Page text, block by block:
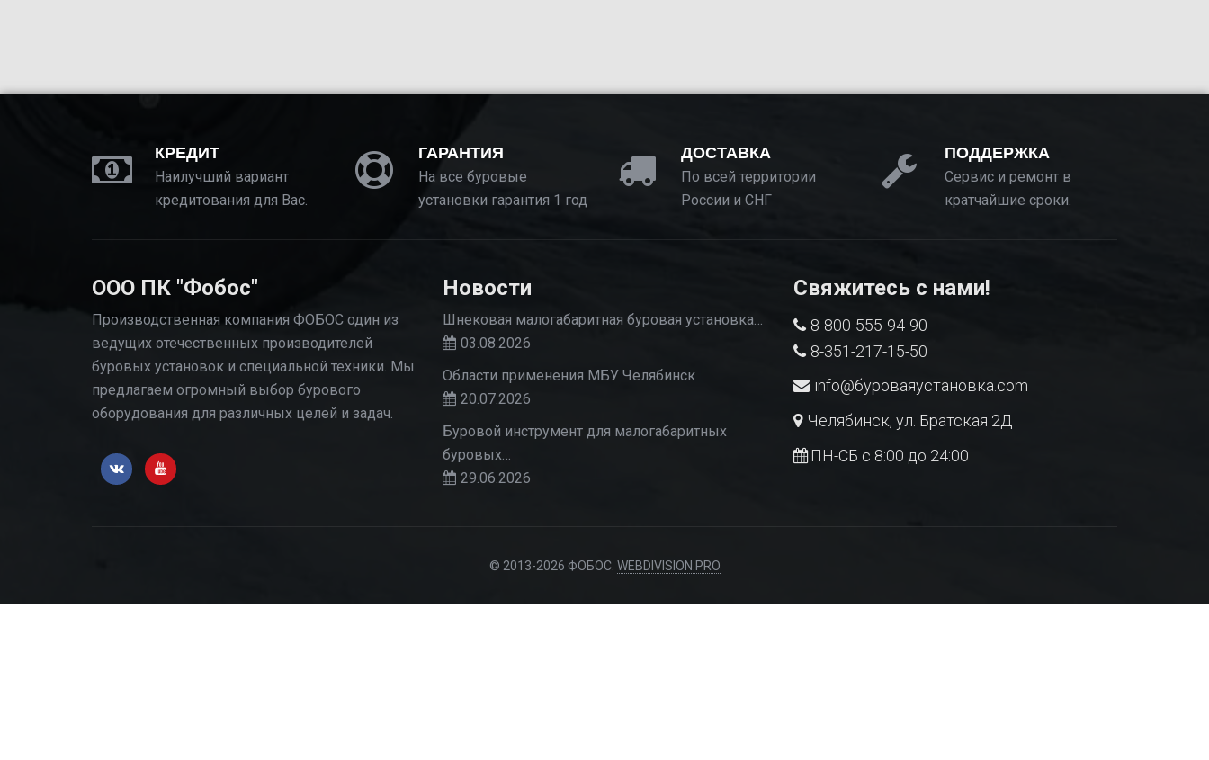
КРЕДИТ
Наилучший вариант
кредитования для Вас.
ГАРАНТИЯ
На все буровые
установки гарантия 1 год
ДОСТАВКА
По всей территории
России и СНГ
ПОДДЕРЖКА
Сервис и ремонт в
кратчайшие сроки.
ООО ПК "Фобос"
Производственная компания ФОБОС один из
ведущих отечественных производителей
буровых установок и специальной техники. Мы
предлагаем огромный выбор бурового
оборудования для различных целей и задач.
Новости
Шнековая малогабаритная буровая установка…
03.08.2026
Области применения МБУ Челябинск
20.07.2026
Буровой инструмент для малогабаритных
буровых…
29.06.2026
Свяжитесь с нами!
8-800-555-94-90
8-351-217-15-50
info@буроваяустановка.com
Челябинск, ул. Братская 2Д
ПН-СБ с 8:00 до 24:00
© 2013-2026 ФОБОС. WEBDIVISION.PRO